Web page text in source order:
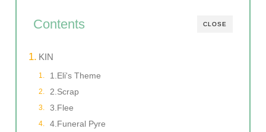
CLOSE
Contents
KIN
1.Eli's Theme
2.Scrap
3.Flee
4.Funeral Pyre